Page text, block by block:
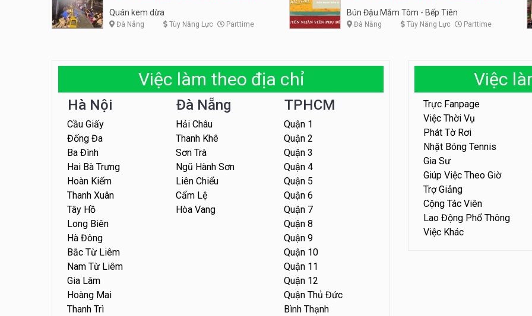
dừa
Quán kem dừa
Đà Nẵng Tùy Năng Lực Parttime
Tôm – Bếp Tiên
Bún Đậu Mắm Tôm - Bếp Tiên
Đà Nẵng Tùy Năng Lực Parttime
Việc làm theo địa chỉ
Hà Nội
Cầu Giấy
Đống Đa
Ba Đình
Hai Bà Trưng
Hoàn Kiếm
Thanh Xuân
Tây Hồ
Long Biên
Hà Đông
Bắc Từ Liêm
Nam Từ Liêm
Gia Lâm
Hoàng Mai
Thanh Trì
Đà Nẵng
Hải Châu
Thanh Khê
Sơn Trà
Ngũ Hành Sơn
Liên Chiểu
Cẩm Lệ
Hòa Vang
TPHCM
Quận 1
Quận 2
Quận 3
Quận 4
Quận 5
Quận 6
Quận 7
Quận 8
Quận 9
Quận 10
Quận 11
Quận 12
Quận Thủ Đức
Bình Thạnh
Việc
Trực Fanpage
Việc Thời Vụ
Phát Tờ Rơi
Nhặt Bóng Tennis
Gia Sư
Giúp Việc Theo Giờ
Trợ Giảng
Cộng Tác Viên
Lao Động Phổ Thông
Việc Khác